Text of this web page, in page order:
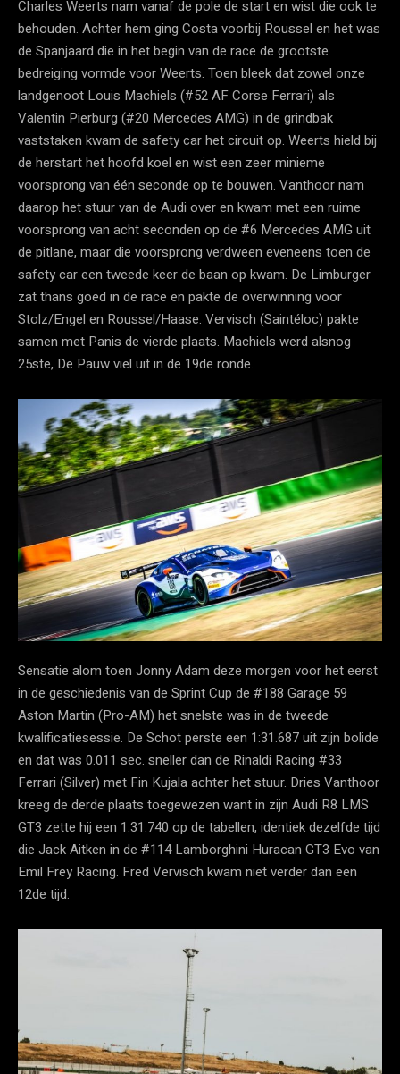
Charles Weerts nam vanaf de pole de start en wist die ook te
behouden. Achter hem ging Costa voorbij Roussel en het was
de Spanjaard die in het begin van de race de grootste
bedreiging vormde voor Weerts. Toen bleek dat zowel onze
landgenoot Louis Machiels (#52 AF Corse Ferrari) als
Valentin Pierburg (#20 Mercedes AMG) in de grindbak
vaststaken kwam de safety car het circuit op. Weerts hield bij
de herstart het hoofd koel en wist een zeer minieme
voorsprong van één seconde op te bouwen. Vanthoor nam
daarop het stuur van de Audi over en kwam met een ruime
voorsprong van acht seconden op de #6 Mercedes AMG uit
de pitlane, maar die voorsprong verdween eveneens toen de
safety car een tweede keer de baan op kwam. De Limburger
zat thans goed in de race en pakte de overwinning voor
Stolz/Engel en Roussel/Haase. Vervisch (Saintéloc) pakte
samen met Panis de vierde plaats. Machiels werd alsnog
25ste, De Pauw viel uit in de 19de ronde.
Sensatie alom toen Jonny Adam deze morgen voor het eerst
in de geschiedenis van de Sprint Cup de #188 Garage 59
Aston Martin (Pro-AM) het snelste was in de tweede
kwalificatiesessie. De Schot perste een 1:31.687 uit zijn bolide
en dat was 0.011 sec. sneller dan de Rinaldi Racing #33
Ferrari (Silver) met Fin Kujala achter het stuur. Dries Vanthoor
kreeg de derde plaats toegewezen want in zijn Audi R8 LMS
GT3 zette hij een 1:31.740 op de tabellen, identiek dezelfde tijd
die Jack Aitken in de #114 Lamborghini Huracan GT3 Evo van
Emil Frey Racing. Fred Vervisch kwam niet verder dan een
12de tijd.